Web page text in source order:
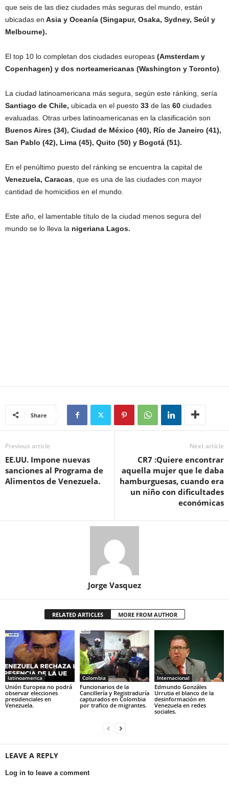
que seis de las diez ciudades más seguras del mundo, están
ubicadas en Asia y Oceanía (Singapur, Osaka, Sydney, Seúl y
Melbourne).
El top 10 lo completan dos ciudades europeas (Amsterdam y
Copenhagen) y dos norteamericanas (Washington y Toronto)
La ciudad latinoamericana más segura, según este ránking, sería
Santiago de Chile, ubicada en el puesto 33 de las 60 ciudades
evaluadas. Otras urbes latinoamericanas en la clasificación son
Buenos Aires (34), Ciudad de México (40), Río de Janeiro (41),
San Pablo (42), Lima (45), Quito (50) y Bogotá (51).
En el penúltimo puesto del ránking se encuentra la capital de
Venezuela, Caracas , que es una de las ciudades con mayor
cantidad de homicidios en el mundo.
Este año, el lamentable título de la ciudad menos segura del
mundo se lo lleva la nigeriana Lagos.
Share
Previous article
EE.UU. Impone nuevas
sanciones al Programa de
Alimentos de Venezuela.
Next article
CR7 :Quiere encontrar
aquella mujer que le daba
hamburguesas, cuando era
un niño con dificultades
económicas
Jorge Vasquez
RELATED ARTICLES MORE FROM AUTHOR
latinoamerica
Unión Europea no podrá
observar elecciones
presidenciales en
Venezuela.
Colombia
Funcionarios de la
Cancillería y Registraduría
capturados en Colombia
por trafico de migrantes.
Internacional
Edmundo Gonzáles
Urrutia el blanco de la
desinformación en
Venezuela en redes
sociales.
LEAVE A REPLY
Log in to leave a comment